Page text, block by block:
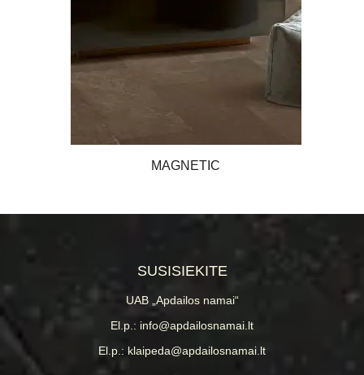
MAGNETIC
SUSISIEKITE
UAB „Apdailos namai“
El.p.: info@apdailosnamai.lt
El.p.: klaipeda@apdailosnamai.lt